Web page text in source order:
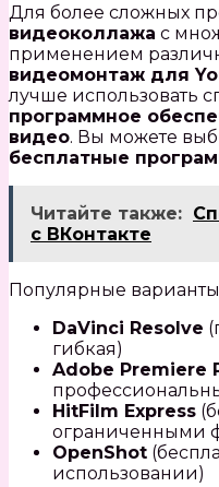
Для более сложных
видеоколлажа с
применением
видеомонтаж для
лучше использовать
программное
видео. Вы можете
бесплатные
Читайте также:
с ВКонтакте
Популярные
DaVinci Resolve
гибкая)
Adobe Premiere
HitFilm Express
ограниченными
OpenShot
использовании)